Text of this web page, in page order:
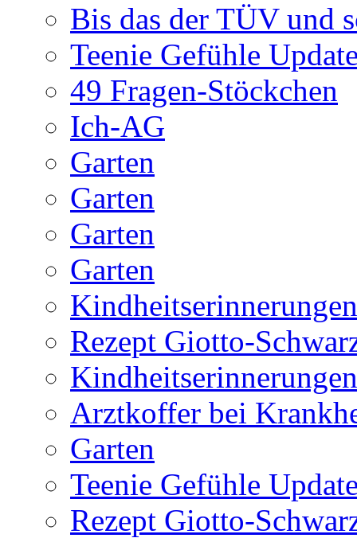
Bis das der TÜV und
Teenie Gefühle
49 Fragen-Stöckchen
Ich-AG
Garten
Garten
Garten
Garten
Kindheitserinnerungen
Rezept Giotto-
Kindheitserinnerungen
Arztkoffer bei
Garten
Teenie Gefühle
Rezept Giotto-